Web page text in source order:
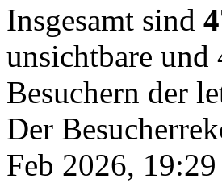
Insgesamt sind
unsichtbare und
Besuchern der
Der
Feb 2026,